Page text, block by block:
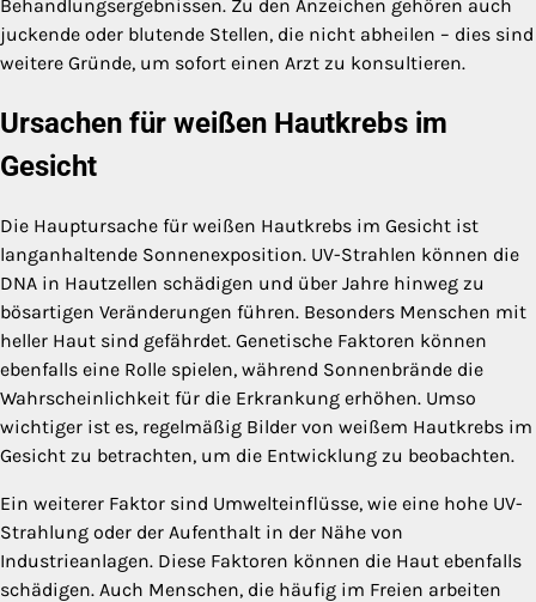
Behandlungsergebnissen. Zu den Anzeichen gehören auch
juckende oder blutende Stellen, die nicht abheilen – dies sind
weitere Gründe, um sofort einen Arzt zu konsultieren.
Ursachen für weißen Hautkrebs im
Gesicht
Die Hauptursache für weißen Hautkrebs im Gesicht ist
langanhaltende Sonnenexposition. UV-Strahlen können die
DNA in Hautzellen schädigen und über Jahre hinweg zu
bösartigen Veränderungen führen. Besonders Menschen mit
heller Haut sind gefährdet. Genetische Faktoren können
ebenfalls eine Rolle spielen, während Sonnenbrände die
Wahrscheinlichkeit für die Erkrankung erhöhen. Umso
wichtiger ist es, regelmäßig Bilder von weißem Hautkrebs im
Gesicht zu betrachten, um die Entwicklung zu beobachten.
Ein weiterer Faktor sind Umwelteinflüsse, wie eine hohe UV-
Strahlung oder der Aufenthalt in der Nähe von
Industrieanlagen. Diese Faktoren können die Haut ebenfalls
schädigen. Auch Menschen, die häufig im Freien arbeiten